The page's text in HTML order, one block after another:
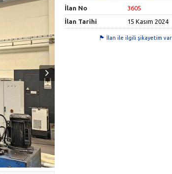
İlan No
3605
İlan Tarihi
15 Kasım 2024
İlan ile ilgili şikayetim var